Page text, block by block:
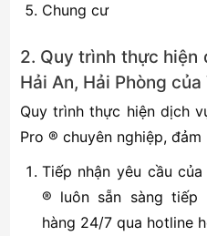
Chung cư
2. Quy trình thực hiện
Hải An, Hải Phòng của
Quy trình thực hiện dịch
Pro ® chuyên nghiệp,
Tiếp nhận yêu cầu
® luôn sẵn sàng tiếp
hàng 24/7 qua hotline